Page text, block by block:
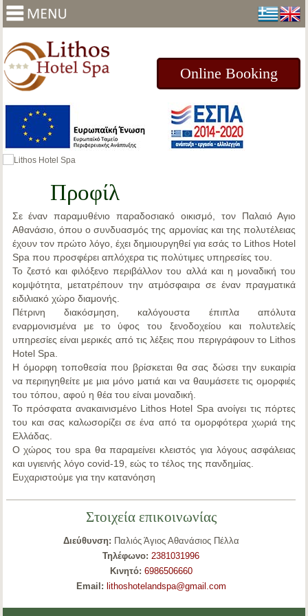
Online Booking
Προφίλ
Σε ένανπαραμυθένιο παραδοσιακό οικισμό, τον Παλαιό Αγιο
Αθανάσιο, όπου ο συνδυασμός της αρμονίας και της πολυτέλειας
έχουν τον πρώτο λόγο, έχει δημιουργηθεί για εσάς το Lithos Hotel
Spa που προσφέρει απλόχερα τις πολύτιμες υπηρεσίες του.
Το ζεστό και φιλόξενο περιβάλλον του αλλά και η μοναδική του
κομψότητα, μετατρέπουν την ατμόσφαιρα σε έναν πραγματικά
ειδιλιακό χώρο διαμονής.
Πέτρινη διακόσμηση, καλόγουστα έπιπλα απόλυτα
εναρμονισμένα με το ύφος του ξενοδοχείου και πολυτελείς
υπηρεσίες είναι μερικές από τις λέξεις που περιγράφουν το Lithos
Hotel Spa.
Η όμορφη τοποθεσία που βρίσκεται θα σας δώσει την ευκαιρία
να περιηγηθείτε με μια μόνο ματιά και να θαυμάσετε τις ομορφιές
του τόπου, αφού η θέα του είναι μοναδική.
Το πρόσφατα ανακαινισμένο Lithos Hotel Spa ανοίγει τις πόρτες
του και σας καλωσορίζει σε ένα από τα ομορφότερα χωριά της
Ελλάδας.
Ο χώρος του spa θα παραμείνει κλειστός για λόγους ασφάλειας
και υγιεινής λόγο covid-19, εώς το τέλος της πανδημίας.
Ευχαριστούμε για την κατανόηση
Στοιχεία επικοινωνίας
Διεύθυνση: Παλιός Άγιος Αθανάσιος Πέλλα
Τηλέφωνο: 2381031996
Κινητό: 6986506660
Email: lithoshotelandspa@gmail.com